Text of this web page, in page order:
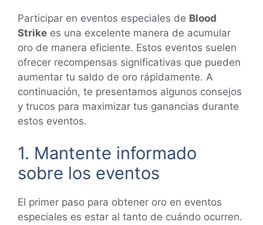
Participar en eventos especiales de Blood
Strike es una excelente manera de acumular
oro de manera eficiente. Estos eventos suelen
ofrecer recompensas significativas que pueden
aumentar tu saldo de oro rápidamente. A
continuación, te presentamos algunos consejos
y trucos para maximizar tus ganancias durante
estos eventos.
1. Mantente informado
sobre los eventos
El primer paso para obtener oro en eventos
especiales es estar al tanto de cuándo ocurren.